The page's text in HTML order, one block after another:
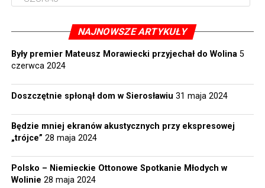
NAJNOWSZE ARTYKUŁY
Były premier Mateusz Morawiecki przyjechał do Wolina 5
czerwca 2024
Doszczętnie spłonął dom w Sierosławiu 31 maja 2024
Będzie mniej ekranów akustycznych przy ekspresowej
„trójce” 28 maja 2024
Polsko – Niemieckie Ottonowe Spotkanie Młodych w
Wolinie 28 maja 2024